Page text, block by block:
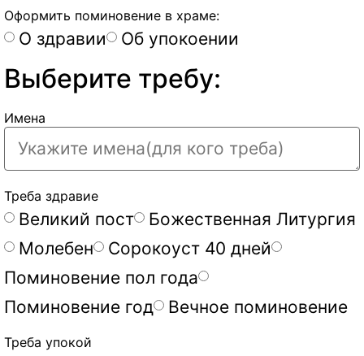
Оформить поминовение в храме:
О здравии Об упокоении
Выберите требу:
Имена
Треба здравие
Великий пост
Божественная Литургия
Молебен
Сорокоуст 40 дней
Поминовение пол года
Поминовение год
Вечное поминовение
Треба упокой